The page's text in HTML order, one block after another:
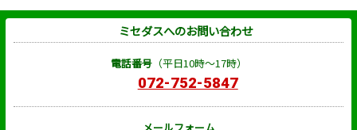
ミセダスへのお問い合わせ
電話番号（平日10時～17時）
072-752-5847
メールフォーム